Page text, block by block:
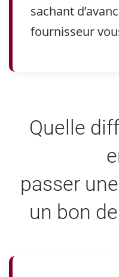
sachant
fournisseur
Quelle
passer
un bon